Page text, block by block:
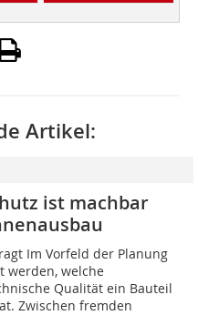
Artikel:
ist machbar
Im Vorfeld der Planung
werden, welche
Qualität ein Bauteil
Zwischen fremden